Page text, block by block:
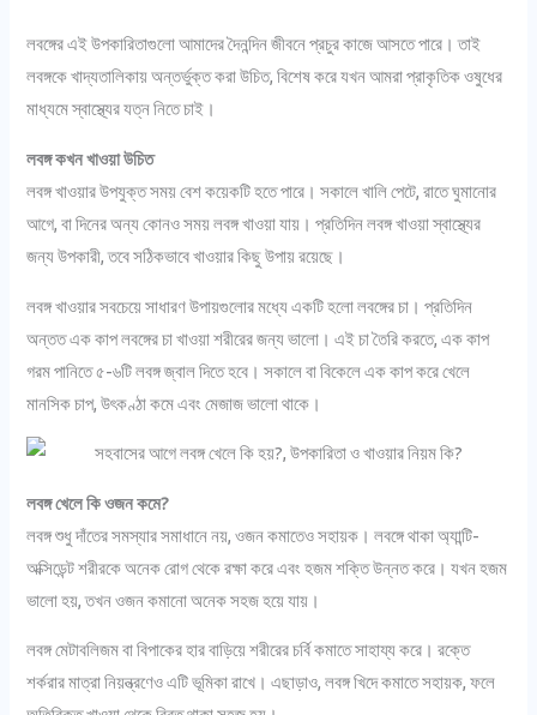
লবঙ্গের এই উপকারিতাগুলো আমাদের দৈনন্দিন জীবনে প্রচুর কাজে আসতে পারে। তাই
লবঙ্গকে খাদ্যতালিকায় অন্তর্ভুক্ত করা উচিত, বিশেষ করে যখন আমরা প্রাকৃতিক ওষুধের
মাধ্যমে স্বাস্থ্যের যত্ন নিতে চাই।
লবঙ্গ কখন খাওয়া উচিত
লবঙ্গ খাওয়ার উপযুক্ত সময় বেশ কয়েকটি হতে পারে। সকালে খালি পেটে, রাতে ঘুমানোর
আগে, বা দিনের অন্য কোনও সময় লবঙ্গ খাওয়া যায়। প্রতিদিন লবঙ্গ খাওয়া স্বাস্থ্যের
জন্য উপকারী, তবে সঠিকভাবে খাওয়ার কিছু উপায় রয়েছে।
লবঙ্গ খাওয়ার সবচেয়ে সাধারণ উপায়গুলোর মধ্যে একটি হলো লবঙ্গের চা। প্রতিদিন
অন্তত এক কাপ লবঙ্গের চা খাওয়া শরীরের জন্য ভালো। এই চা তৈরি করতে, এক কাপ
গরম পানিতে ৫-৬টি লবঙ্গ জ্বাল দিতে হবে। সকালে বা বিকেলে এক কাপ করে খেলে
মানসিক চাপ, উৎকণ্ঠা কমে এবং মেজাজ ভালো থাকে।
লবঙ্গ খেলে কি ওজন কমে?
লবঙ্গ শুধু দাঁতের সমস্যার সমাধানে নয়, ওজন কমাতেও সহায়ক। লবঙ্গে থাকা অ্যান্টি-
অক্সিডেন্ট শরীরকে অনেক রোগ থেকে রক্ষা করে এবং হজম শক্তি উন্নত করে। যখন হজম
ভালো হয়, তখন ওজন কমানো অনেক সহজ হয়ে যায়।
লবঙ্গ মেটাবলিজম বা বিপাকের হার বাড়িয়ে শরীরের চর্বি কমাতে সাহায্য করে। রক্তে
শর্করার মাত্রা নিয়ন্ত্রণেও এটি ভূমিকা রাখে। এছাড়াও, লবঙ্গ খিদে কমাতে সহায়ক, ফলে